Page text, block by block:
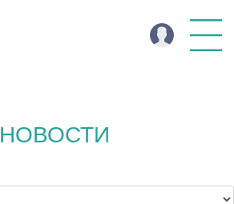
НОВОСТИ